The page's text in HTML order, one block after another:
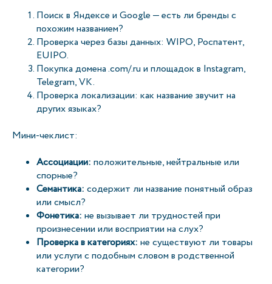
Поиск в Яндексе и Google — есть ли бренды с
похожим названием?
Проверка через базы данных: WIPO, Роспатент,
EUIPO.
Покупка домена .com/.ru и площадок в Instagram,
Telegram, VK.
Проверка локализации: как название звучит на
других языках?
Мини-чеклист:
Ассоциации: положительные, нейтральные или
спорные?
Семантика: содержит ли название понятный образ
или смысл?
Фонетика: не вызывает ли трудностей при
произнесении или восприятии на слух?
Проверка в категориях: не существуют ли товары
или услуги с подобным словом в родственной
категории?